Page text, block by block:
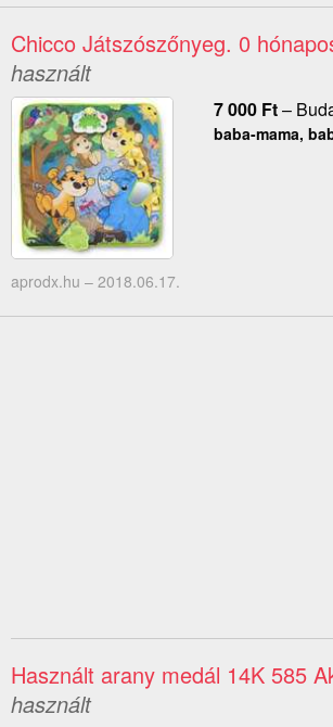
Chicco Játszószőnyeg. 0
használt
7 000 Ft–
baba-mama,
aprodx.hu – 2018.06.17.
Használt arany medál 14K 585
használt